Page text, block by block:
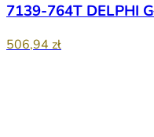
7139-764T DELPHI
506,94 zł